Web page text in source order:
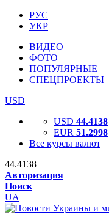
РУС
УКР
ВИДЕО
ФОТО
ПОПУЛЯРНЫЕ
СПЕЦПРОЕКТЫ
USD
USD 44.4138
EUR 51.2998
Все курсы валют
44.4138
Авторизация
Поиск
UA